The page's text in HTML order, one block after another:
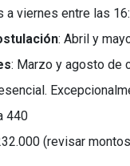
a viernes entre las
: Abril y
: Marzo y agosto de
440
(revisar